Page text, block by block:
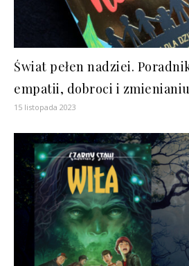
Świat pełen nadziei.
empatii, dobroci i
15 listopada 2023